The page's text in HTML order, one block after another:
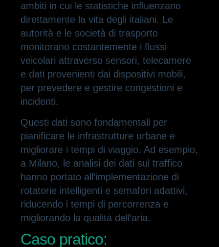
ambiti in cui le statistiche influenzano
direttamente la vita degli italiani. Le
autorità e le società di trasporto
monitorano costantemente i flussi
veicolari attraverso sensori, telecamere
e dati provenienti dai dispositivi mobili,
per prevedere e gestire congestioni e
incidenti.
Questi dati sono fondamentali per
pianificare le infrastrutture urbane e
migliorare i tempi di viaggio. Ad esempio,
a Milano, le analisi dei dati sul traffico
hanno portato all’implementazione di
rotatorie intelligenti e semafori adattivi,
riducendo i tempi di percorrenza e
migliorando la qualità dell’aria.
Caso pratico: